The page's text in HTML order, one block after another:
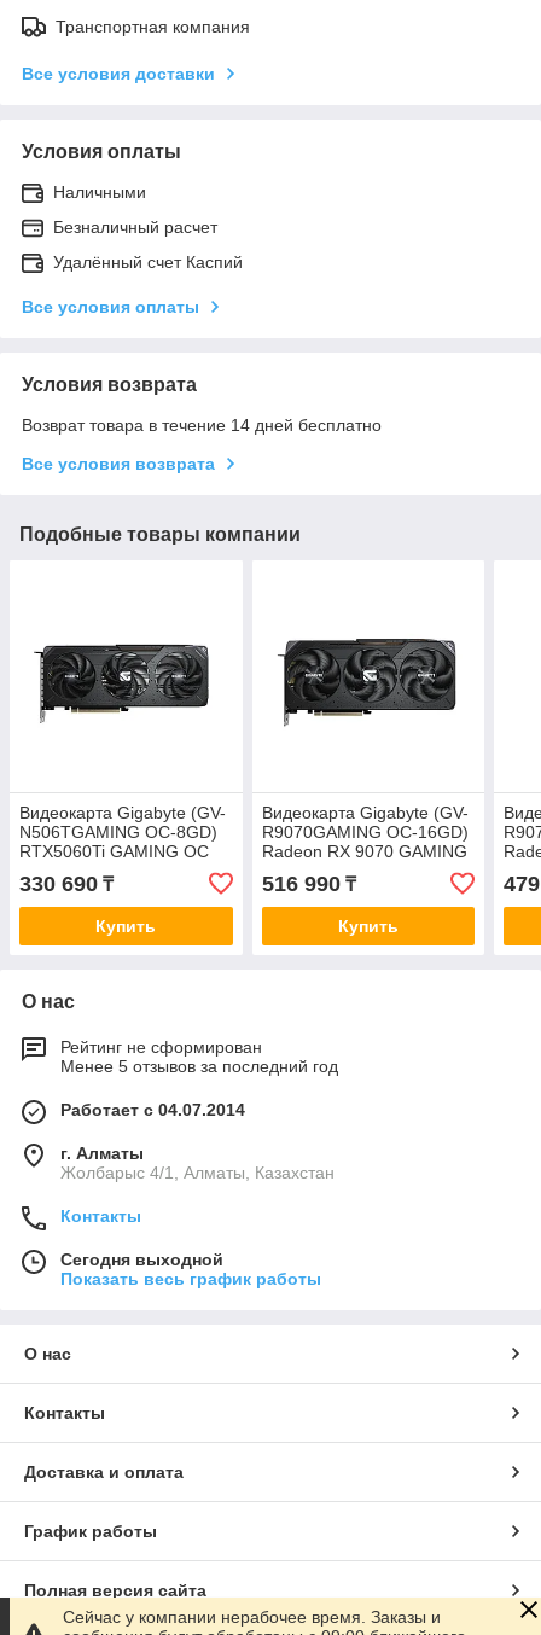
Транспортная компания
Все условия доставки
Условия оплаты
Наличными
Безналичный расчет
Удалённый счет Каспий
Все условия оплаты
Условия возврата
Возврат товара в течение 14 дней бесплатно
Все условия возврата
Подобные товары компании
Видеокарта Gigabyte (GV-
N506TGAMING OC-8GD)
RTX5060Ti GAMING OC
330 690 ₸
Купить
Видеокарта Gigabyte (GV-
R9070GAMING OC-16GD)
Radeon RX 9070 GAMING
516 990₸
Купить
О нас
Рейтинг не сформирован
Менее 5 отзывов за последний год
Работает с 04.07.2014
г. Алматы
Жолбарыс 4/1, Алматы, Казахстан
Контакты
Сегодня выходной
Показать весь график работы
О нас
Контакты
Доставка и оплата
График работы
Полная версия сайта
Сейчас у компании нерабочее время. Заказы и